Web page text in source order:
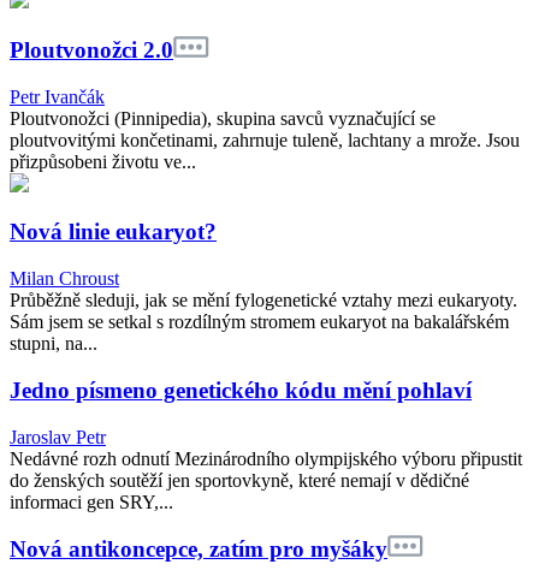
Ploutvonožci 2.0
Petr Ivančák
Ploutvonožci (Pinnipedia), skupina savců vyznačující se
ploutvovitými končetinami, zahrnuje tuleně, lachtany a mrože. Jsou
přizpůsobeni životu ve...
Nová linie eukaryot?
Milan Chroust
Průběžně sleduji, jak se mění fylogenetické vztahy mezi eukaryoty.
Sám jsem se setkal s rozdílným stromem eukaryot na bakalářském
stupni, na...
Jedno písmeno genetického kódu mění pohlaví
Jaroslav Petr
Nedávné rozh odnutí Mezinárodního olympijského výboru připustit
do ženských soutěží jen sportovkyně, které nemají v dědičné
informaci gen SRY,...
Nová antikoncepce, zatím pro myšáky